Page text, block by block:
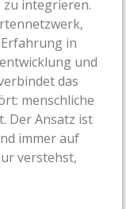
zu integrieren.
in
und
das
menschliche
Der Ansatz ist
immer auf
verstehst,